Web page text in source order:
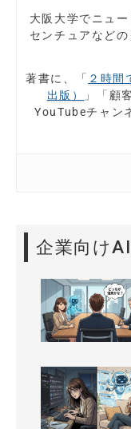
大阪大学でニュ
センチュアなど
著書に、「 ２時間
出版）
」「顧
YouTubeチャン
企業向け